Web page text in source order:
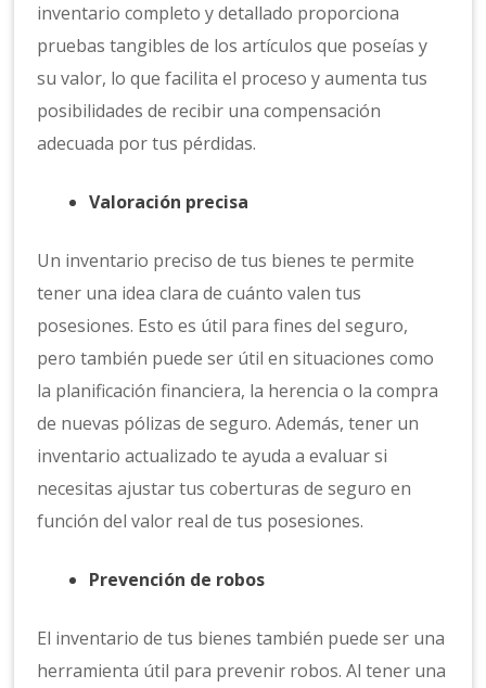
inventario completo y detallado proporciona
pruebas tangibles de los artículos que poseías y
su valor, lo que facilita el proceso y aumenta tus
posibilidades de recibir una compensación
adecuada por tus pérdidas.
Valoración precisa
Un inventario preciso de tus bienes te permite
tener una idea clara de cuánto valen tus
posesiones. Esto es útil para fines del seguro,
pero también puede ser útil en situaciones como
la planificación financiera, la herencia o la compra
de nuevas pólizas de seguro. Además, tener un
inventario actualizado te ayuda a evaluar si
necesitas ajustar tus coberturas de seguro en
función del valor real de tus posesiones.
Prevención de robos
El inventario de tus bienes también puede ser una
herramienta útil para prevenir robos. Al tener una